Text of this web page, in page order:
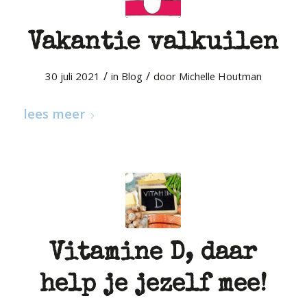
Vakantie valkuilen
30 juli 2021 / in Blog / door Michelle Houtman
lees meer
Vitamine D, daar
help je jezelf mee!